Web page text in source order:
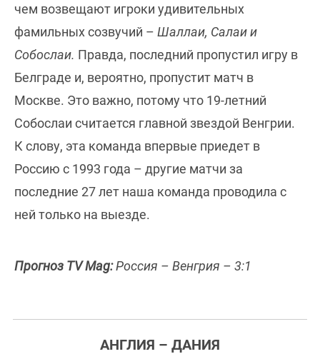
чем возвещают игроки удивительных
фамильных созвучий – Шаллаи, Салаи и
Собослаи. Правда, последний пропустил игру в
Белграде и, вероятно, пропустит матч в
Москве. Это важно, потому что 19-летний
Собослаи считается главной звездой Венгрии.
К слову, эта команда впервые приедет в
Россию с 1993 года – другие матчи за
последние 27 лет наша команда проводила с
ней только на выезде.
Прогноз TV Mag:Россия – Венгрия – 3:1
АНГЛИЯ – ДАНИЯ